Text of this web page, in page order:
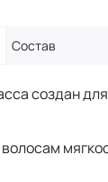
Состав
создан